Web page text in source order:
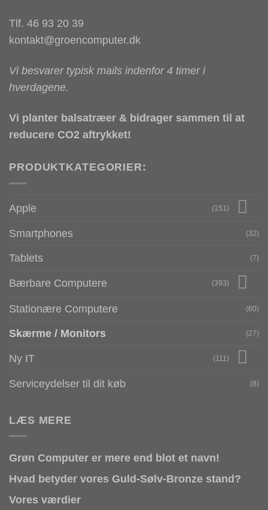
Tlf. 46 93 20 39
kontakt@groencomputer.dk
Vi besvarer typisk mails indenfor 4 timer i
hverdagene.
Vi planter balsatræer & bidrager sammen til at
reducere CO2 aftrykket!
PRODUKTKATEGORIER:
Apple (151)
Smartphones (32)
Tablets (7)
Bærbare Computere (393)
Stationære Computere (60)
Skærme / Monitors (27)
Ny IT (111)
Serviceydelser til dit køb (8)
LÆS MERE
Grøn Computer er mere end blot et navn!
Hvad betyder vores Guld-Sølv-Bronze stand?
Vores værdier